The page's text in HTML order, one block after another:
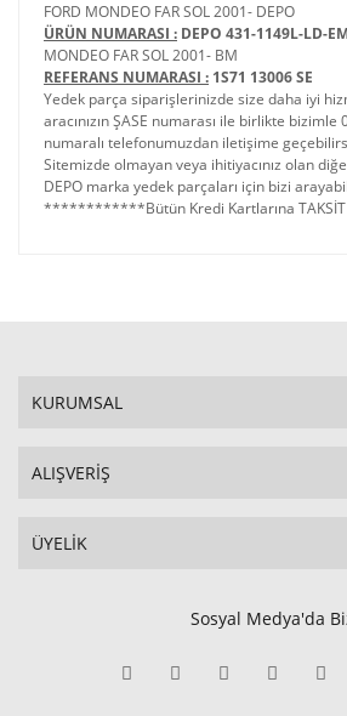
FORD MONDEO FAR SOL 2001- DEPO
ÜRÜN NUMARASI : DEPO 431-1149L-LD-
MONDEO FAR SOL 2001- BM
REFERANS NUMARASI : 1S71 13006 SE
Yedek parça siparişlerinizde size daha iyi
aracınızın ŞASE numarası ile birlikte bizimle
numaralı telefonumuzdan iletişime
Sitemizde olmayan veya ihitiyacınız olan
DEPO marka yedek parçaları için bizi
************Bütün Kredi Kartlarına
KURUMSAL
ALIŞVERİŞ
ÜYELİK
Sosyal Medya'da